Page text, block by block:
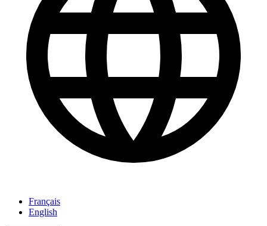
Français
English